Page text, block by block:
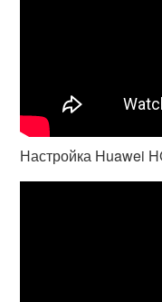
Настройка Huawei